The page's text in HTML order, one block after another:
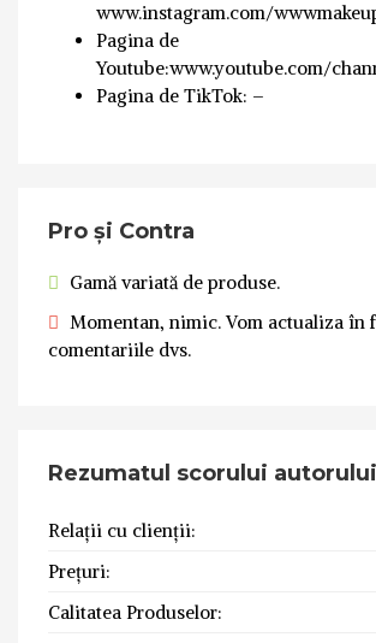
www.instagram.com/
Pagina de
Youtube:www.youtube.com/
Pagina de TikTok: –
Pro și Contra
Gamă variată de produse.
Momentan, nimic. Vom actualiza în
comentariile dvs.
Rezumatul scorului autorului
Relații cu clienții:
Prețuri:
Calitatea Produselor: